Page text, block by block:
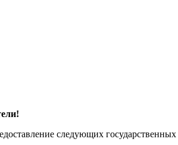
следующих